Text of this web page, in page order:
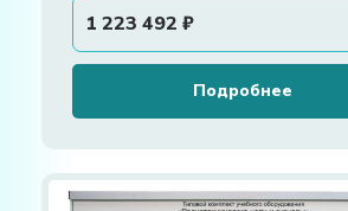
1 223 492 ₽
Подробнее